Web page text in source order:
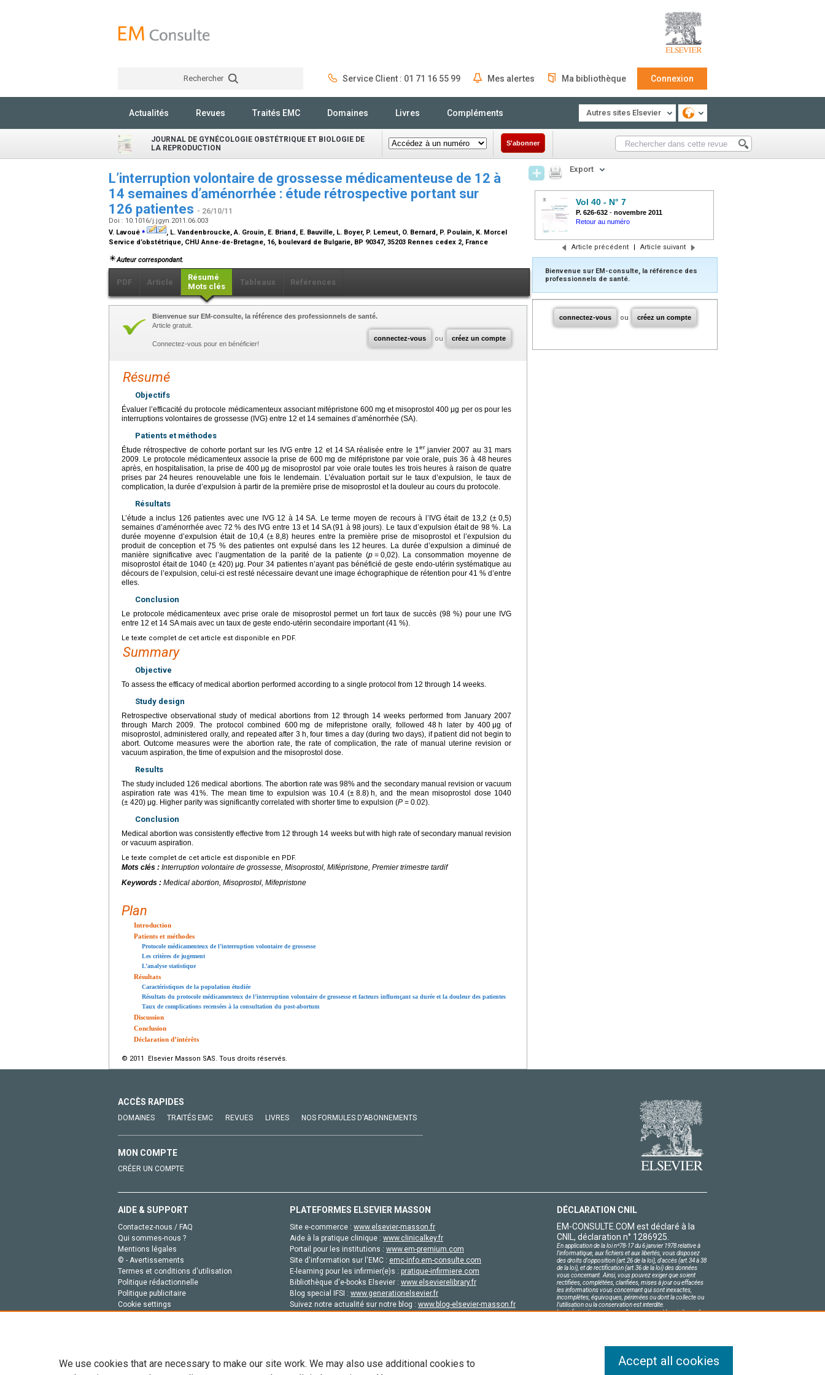
Rechercher Service Client : 01 71 16 55 99 Mes alertes Ma bibliothèque Connexion
Actualités Revues Traités EMC Domaines Livres Compléments Autres sites Elsevier
JOURNAL DE GYNÉCOLOGIE OBSTÉTRIQUE ET BIOLOGIE DE
LA REPRODUCTION
S'abonner
L’interruption volontaire de grossesse médicamenteuse de 12 à
14 semaines d’aménorrhée : étude rétrospective portant sur
126 patientes - 26/10/11
Doi : 10.1016/j.jgyn.2011.06.003
V. Lavoué ⁎
, L. Vandenbroucke, A. Grouin, E. Briand, E. Bauville, L. Boyer, P. Lemeut, O. Bernard, P. Poulain, K. Morcel
Service d’obstétrique, CHU Anne-de-Bretagne, 16, boulevard de Bulgarie, BP 90347, 35203 Rennes cedex 2, France
Auteur correspondant.
PDF Article
Résumé
Mots clés
Tableaux Références
connectez-vous ou créez un compte
Bienvenue sur EM-consulte, la référence des professionnels de santé.
Article gratuit.
Connectez-vous pour en bénéficier!
Résumé
Objectifs
Évaluer l’efficacité du protocole médicamenteux associant mifépristone 600 mg et misoprostol 400 μg per os pour les
interruptions volontaires de grossesse (IVG) entre 12 et 14 semaines d’aménorrhée (SA).
Patients et méthodes
Étude rétrospective de cohorte portant sur les IVG entre 12 et 14 SA réalisée entre le 1er janvier 2007 au 31 mars
2009. Le protocole médicamenteux associe la prise de 600 mg de mifépristone par voie orale, puis 36 à 48 heures
après, en hospitalisation, la prise de 400 μg de misoprostol par voie orale toutes les trois heures à raison de quatre
prises par 24 heures renouvelable une fois le lendemain. L’évaluation portait sur le taux d’expulsion, le taux de
complication, la durée d’expulsion à partir de la première prise de misoprostol et la douleur au cours du protocole.
Résultats
L’étude a inclus 126 patientes avec une IVG 12 à 14 SA. Le terme moyen de recours à l’IVG était de 13,2 (± 0,5)
semaines d’aménorrhée avec 72 % des IVG entre 13 et 14 SA (91 à 98 jours). Le taux d’expulsion était de 98 %. La
durée moyenne d’expulsion était de 10,4 (± 8,8) heures entre la première prise de misoprostol et l’expulsion du
produit de conception et 75 % des patientes ont expulsé dans les 12 heures. La durée d’expulsion a diminué de
manière significative avec l’augmentation de la parité de la patiente (p = 0,02). La consommation moyenne de
misoprostol était de 1040 (± 420) μg. Pour 34 patientes n’ayant pas bénéficié de geste endo-utérin systématique au
décours de l’expulsion, celui-ci est resté nécessaire devant une image échographique de rétention pour 41 % d’entre
elles.
Conclusion
Le protocole médicamenteux avec prise orale de misoprostol permet un fort taux de succès (98 %) pour une IVG
entre 12 et 14 SA mais avec un taux de geste endo-utérin secondaire important (41 %).
Le texte complet de cet article est disponible en PDF.
Summary
Objective
To assess the efficacy of medical abortion performed according to a single protocol from 12 through 14 weeks.
Study design
Retrospective observational study of medical abortions from 12 through 14 weeks performed from January 2007
through March 2009. The protocol combined 600 mg de mifepristone orally, followed 48 h later by 400 μg of
misoprostol, administered orally, and repeated after 3 h, four times a day (during two days), if patient did not begin to
abort. Outcome measures were the abortion rate, the rate of complication, the rate of manual uterine revision or
vacuum aspiration, the time of expulsion and the misoprostol dose.
Results
The study included 126 medical abortions. The abortion rate was 98% and the secondary manual revision or vacuum
aspiration rate was 41%. The mean time to expulsion was 10.4 (± 8.8) h, and the mean misoprostol dose 1040
(± 420) μg. Higher parity was significantly correlated with shorter time to expulsion (P = 0.02).
Conclusion
Medical abortion was consistently effective from 12 through 14 weeks but with high rate of secondary manual revision
or vacuum aspiration.
Le texte complet de cet article est disponible en PDF.
Mots clés : Interruption volontaire de grossesse, Misoprostol, Mifépristone, Premier trimestre tardif
Keywords : Medical abortion, Misoprostol, Mifepristone
Plan
Introduction
Patients et méthodes
Protocole médicamenteux de l’interruption volontaire de grossesse
Les critères de jugement
L’analyse statistique
Résultats
Caractéristiques de la population étudiée
Résultats du protocole médicamenteux de l’interruption volontaire de grossesse et facteurs influençant sa durée et la douleur des patientes
Taux de complications recensées à la consultation du post-abortum
Discussion
Conclusion
Déclaration d’intérêts
© 2011 Elsevier Masson SAS. Tous droits réservés.
Export
Vol 40 - N° 7
P. 626-632 - novembre 2011
Retour au numéro
Article précédent | Article suivant
Bienvenue sur EM-consulte, la référence des
professionnels de santé.
connectez-vous ou créez un compte
ACCÈS RAPIDES
DOMAINES TRAITÉS EMC REVUES LIVRES NOS FORMULES D'ABONNEMENTS
MON COMPTE
CRÉER UN COMPTE
AIDE & SUPPORT
Contactez-nous / FAQ
Qui sommes-nous ?
Mentions légales
© - Avertissements
Termes et conditions d'utilisation
Politique rédactionnelle
Politique publicitaire
Cookie settings
PLATEFORMES ELSEVIER MASSON
Site e-commerce : www.elsevier-masson.fr
Aide à la pratique clinique : www.clinicalkey.fr
Portail pour les institutions : www.em-premium.com
Site d'information sur l'EMC : emc-info.em-consulte.com
E-learning pour les infirmier(e)s : pratique-infirmiere.com
Bibliothèque d'e-books Elsevier : www.elsevierelibrary.fr
Blog special IFSI : www.generationelsevier.fr
Suivez notre actualité sur notre blog : www.blog-elsevier-masson.fr
DÉCLARATION CNIL
EM-CONSULTE.COM est déclaré à la
CNIL, déclaration n° 1286925.
En application de la loi nº78-17 du 6 janvier 1978 relative à
l'informatique, aux fichiers et aux libertés, vous disposez
des droits d'opposition (art.26 de la loi), d'accès (art.34 à 38
de la loi), et de rectification (art.36 de la loi) des données
vous concernant. Ainsi, vous pouvez exiger que soient
rectifiées, complétées, clarifiées, mises à jour ou effacées
les informations vous concernant qui sont inexactes,
incomplètes, équivoques, périmées ou dont la collecte ou
l'utilisation ou la conservation est interdite.
Les informations personnelles concernant les visiteurs de
We use cookies that are necessary to make our site work. We may also use additional cookies to
Accept all cookies